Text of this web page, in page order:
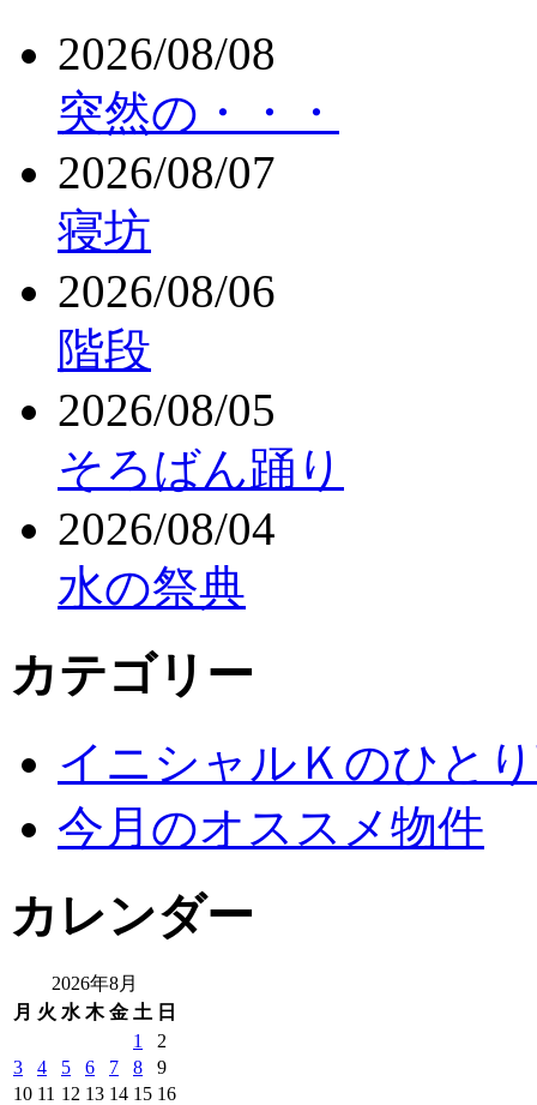
2026/08/08
突然の・・・
2026/08/07
寝坊
2026/08/06
階段
2026/08/05
そろばん踊り
2026/08/04
水の祭典
カテゴリー
イニシャルＫのひと
今月のオススメ物件
カレンダー
2026年8月
月 火 水 木 金 土 日
1
2
3
4 5 6 7 8
9
10 11 12 13 14 15 16